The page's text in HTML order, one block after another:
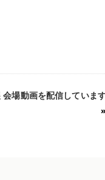
場動画を配信していま